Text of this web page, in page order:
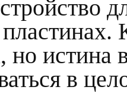
но истина
в